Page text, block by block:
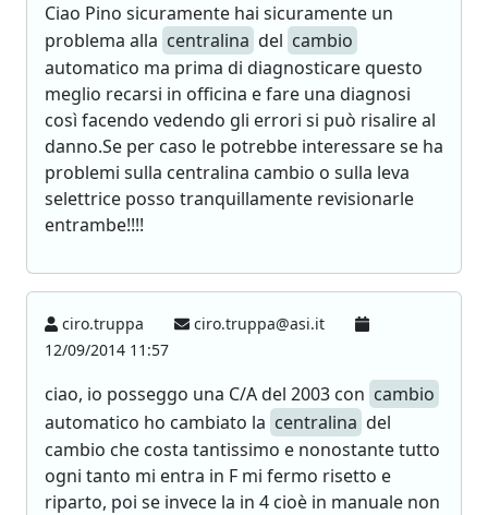
Ciao Pino sicuramente hai sicuramente un
problema alla centralina del cambio
automatico ma prima di diagnosticare questo
meglio recarsi in officina e fare una diagnosi
così facendo vedendo gli errori si può risalire al
danno.Se per caso le potrebbe interessare se ha
problemi sulla centralina cambio o sulla leva
selettrice posso tranquillamente revisionarle
entrambe!!!!
ciro.truppa
ciro.truppa@asi.it
12/09/2014 11:57
ciao, io posseggo una C/A del 2003 con cambio
automatico ho cambiato la centralina del
cambio che costa tantissimo e nonostante tutto
ogni tanto mi entra in F mi fermo risetto e
riparto, poi se invece la in 4 cioè in manuale non